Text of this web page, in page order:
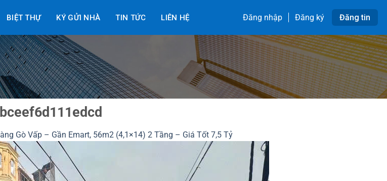
BIỆT THỰ KÝ GỬI NHÀ TIN TỨC LIÊN HỆ Đăng nhập Đăng ký Đăng tin
Gò Vấp – Gần Emart, 56m2 (4,1×14) 2 Tầng – Giá Tốt 7,5 Tỷ